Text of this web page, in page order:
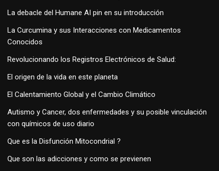
La debacle del Humane AI pin en su introducción
La Curcumina y sus Interacciones con Medicamentos
Conocidos
Revolucionando los Registros Electrónicos de Salud:
El origen de la vida en este planeta
El Calentamiento Global y el Cambio Climático
Autismo y Cancer, dos enfermedades y su posible vinculación
con químicos de uso diario
Que es la Disfunción Mitocondrial ?
Que son las adicciones y como se previenen